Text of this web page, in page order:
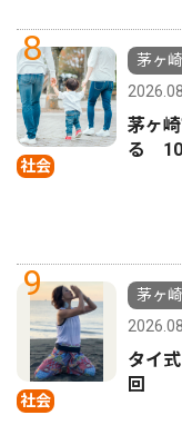
8
社会
茅ヶ
茅ヶ
る 10
9
社会
茅ヶ
タイ
回